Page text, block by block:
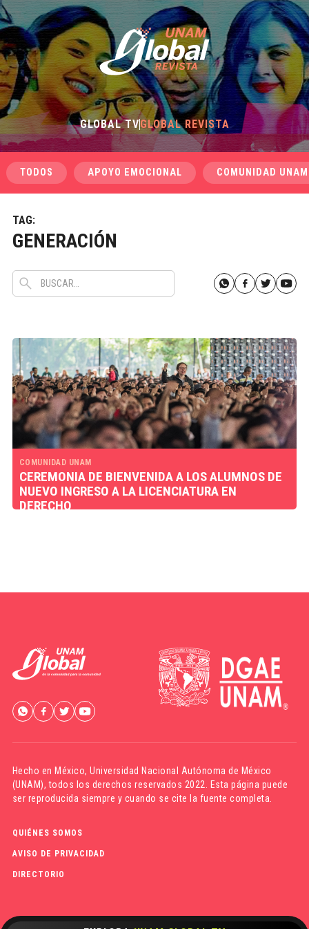
GLOBAL TVGLOBAL REVISTA
TODOS APOYO EMOCIONAL COMUNIDAD UNAM
TAG:
GENERACIÓN
COMUNIDAD UNAM
CEREMONIA DE BIENVENIDA A LOS ALUMNOS DE
NUEVO INGRESO A LA LICENCIATURA EN
DERECHO
Hecho en México,Universidad Nacional Autónoma de México
(UNAM), todos los derechos reservados 2022. Esta página puede
ser reproducida siempre y cuando se cite la fuente completa.
QUIÉNES SOMOS
AVISO DE PRIVACIDAD
DIRECTORIO